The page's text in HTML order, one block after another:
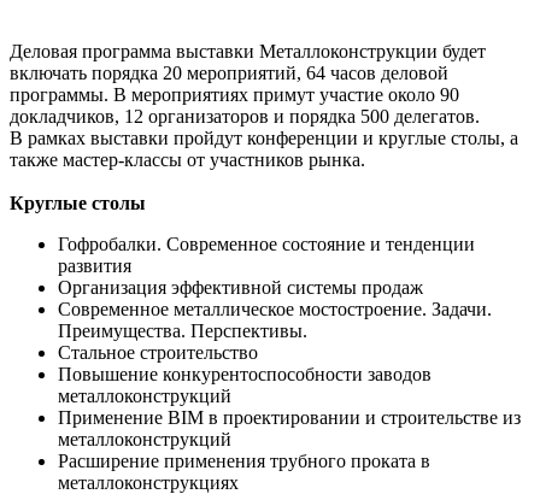
Деловая программа выставки Металлоконструкции будет
включать порядка 20 мероприятий, 64 часов деловой
программы. В мероприятиях примут участие около 90
докладчиков, 12 организаторов и порядка 500 делегатов.
В рамках выставки пройдут конференции и круглые столы, а
также мастер-классы от участников рынка.
Круглые столы
Гофробалки. Современное состояние и тенденции
развития
Организация эффективной системы продаж
Современное металлическое мостостроение. Задачи.
Преимущества. Перспективы.
Стальное строительство
Повышение конкурентоспособности заводов
металлоконструкций
Применение BIM в проектировании и строительстве из
металлоконструкций
Расширение применения трубного проката в
металлоконструкциях